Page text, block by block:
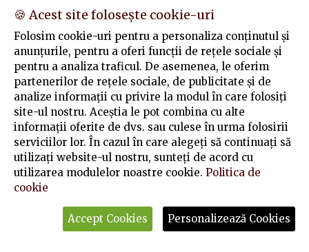
🍪 Acest site folosește cookie-uri
Folosim cookie-uri pentru a personaliza conținutul și
anunțurile, pentru a oferi funcții de rețele sociale și
pentru a analiza traficul. De asemenea, le oferim
partenerilor de rețele sociale, de publicitate și de
analize informații cu privire la modul în care folosiți
site-ul nostru. Aceștia le pot combina cu alte
informații oferite de dvs. sau culese în urma folosirii
serviciilor lor. În cazul în care alegeți să continuați să
utilizați website-ul nostru, sunteți de acord cu
utilizarea modulelor noastre cookie. Politica de
cookie
Accept Cookies Personalizează Cookies